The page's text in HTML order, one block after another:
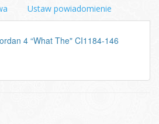
Ustaw powiadomienie
4 “What The" CI1184-146